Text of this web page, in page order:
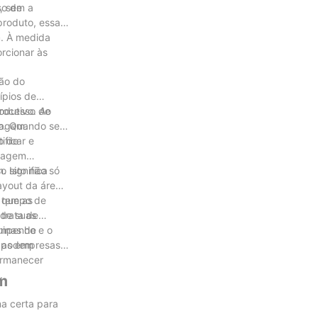
sem a
de
essas
À medida
às
do
de
de
Ao
Quando se
de
e
Isto não só
significa
da área
de
suas
as
trata de
e o
de
empresas
certa para